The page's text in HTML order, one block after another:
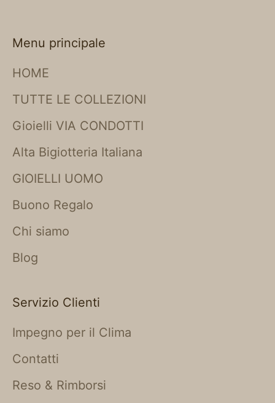
Menu principale
HOME
TUTTE LE COLLEZIONI
Gioielli VIA CONDOTTI
Alta Bigiotteria Italiana
GIOIELLI UOMO
Buono Regalo
Chi siamo
Blog
Servizio Clienti
Impegno per il Clima
Contatti
Reso & Rimborsi